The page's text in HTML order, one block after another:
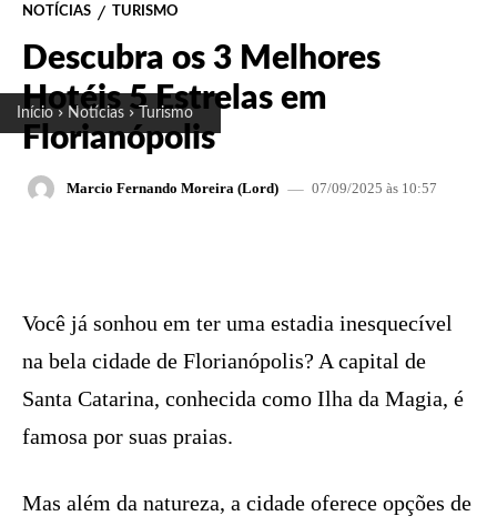
Início Notícias Turismo
NOTÍCIAS TURISMO
Descubra os 3 Melhores
Hotéis 5 Estrelas em
Florianópolis
Marcio Fernando Moreira (Lord) 07/09/2025 às 10:57
Você já sonhou em ter uma estadia inesquecível
na bela cidade de Florianópolis? A capital de
Santa Catarina, conhecida como Ilha da Magia, é
famosa por suas praias.
Mas além da natureza, a cidade oferece opções de